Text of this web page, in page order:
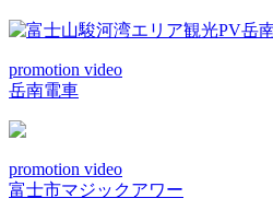
promotion video
岳南電車
promotion video
富士市マジックアワー